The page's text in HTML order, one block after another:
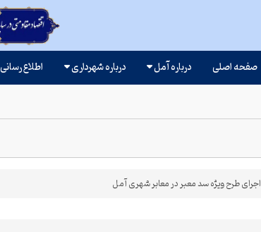
صفحه اصلی درباره آمل درباره شهرداری اطلاع رسانی
اجرای طرح ویژه سد معبر در معابر شهری آمل